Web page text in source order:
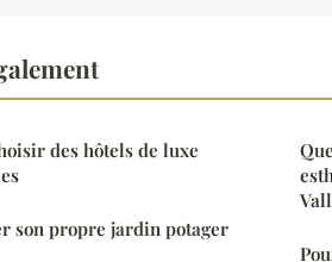
des hôtels de luxe
son propre jardin potager